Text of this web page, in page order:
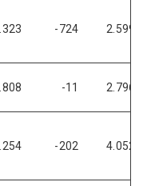
-724 2.599
-11 2.796
-202 4.052